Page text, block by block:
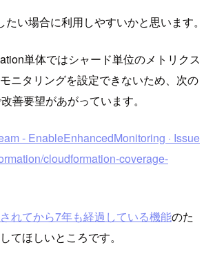
い場合に利用しやすいかと思います。
単体ではシャード単位のメトリクス
ニタリングを設定できないため、次の
善要望があがっています。
- EnableEnhancedMonitoring · Issue
cloudformation-coverage-
れてから7年も経過している機能のた
てほしいところです。